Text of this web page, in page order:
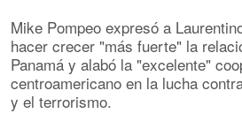
Mike Pompeo expresó a
hacer crecer "más fuerte" la
Panamá y alabó la "excelente"
centroamericano en la lucha
y el terrorismo.